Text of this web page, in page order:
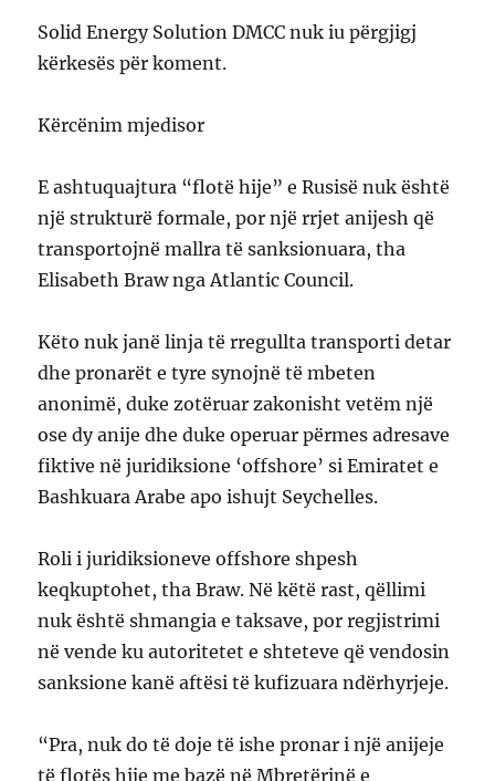
Solid Energy Solution DMCC nuk iu përgjigj
kërkesës për koment.
Kërcënim mjedisor
E ashtuquajtura “flotë hije” e Rusisë nuk është
një strukturë formale, por një rrjet anijesh që
transportojnë mallra të sanksionuara, tha
Elisabeth Braw nga Atlantic Council.
Këto nuk janë linja të rregullta transporti detar
dhe pronarët e tyre synojnë të mbeten
anonimë, duke zotëruar zakonisht vetëm një
ose dy anije dhe duke operuar përmes adresave
fiktive në juridiksione ‘offshore’ si Emiratet e
Bashkuara Arabe apo ishujt Seychelles.
Roli i juridiksioneve offshore shpesh
keqkuptohet, tha Braw. Në këtë rast, qëllimi
nuk është shmangia e taksave, por regjistrimi
në vende ku autoritetet e shteteve që vendosin
sanksione kanë aftësi të kufizuara ndërhyrjeje.
“Pra, nuk do të doje të ishe pronar i një anijeje
të flotës hije me bazë në Mbretërinë e